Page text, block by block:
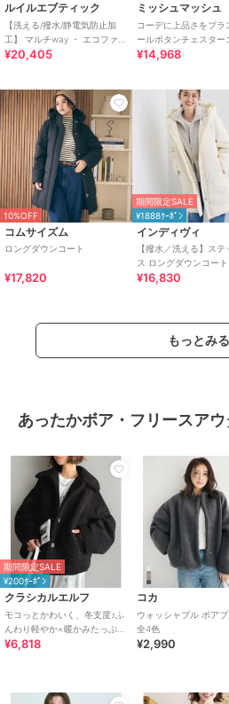
ルイルエブティック
【洗える/撥水/静電気防止加
工】 マルチway ・ エコファー
フード ロングダウンコート(ベ
¥20,405
ミッシュマッシュ
コーデに上品さをプラ
ールボタンチェスター
ト/MM448604
¥14,968
10%OFF
コムサイズム
ロングダウンコート
¥17,820
期間限定SALE
¥1888ｸｰﾎﾟﾝ
インディヴィ
【撥水／洗える】ステ
ス ロングダウンコート
¥16,830
もっとみる
あったかボア・フリースア
期間限定SALE
¥200ｸｰﾎﾟﾝ
クラシカルエルフ
モコっとかわいく、冬支度♪ふ
んわり軽やか×暖かみたっぷ
り！コクーンシルエットテデ
¥6,818
コカ
ウォッシャブル ボア
全4色
¥2,990